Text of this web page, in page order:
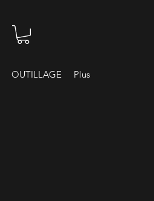
OUTILLAGE Plus